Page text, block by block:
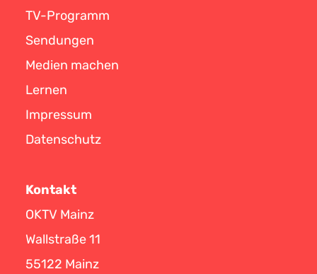
TV-Programm
Sendungen
Medien machen
Lernen
Impressum
Datenschutz
Kontakt
OKTV Mainz
Wallstraße 11
55122 Mainz